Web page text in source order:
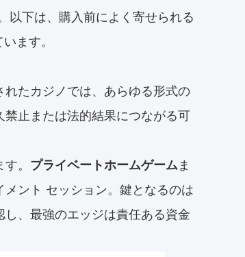
以下は、購入前によく寄せられる
ます。
たカジノでは、あらゆる形式の
止または法的結果につながる可
。 プライベートホームゲーム ま
ント セッション。鍵となるのは
、最強のエッジは責任ある資金